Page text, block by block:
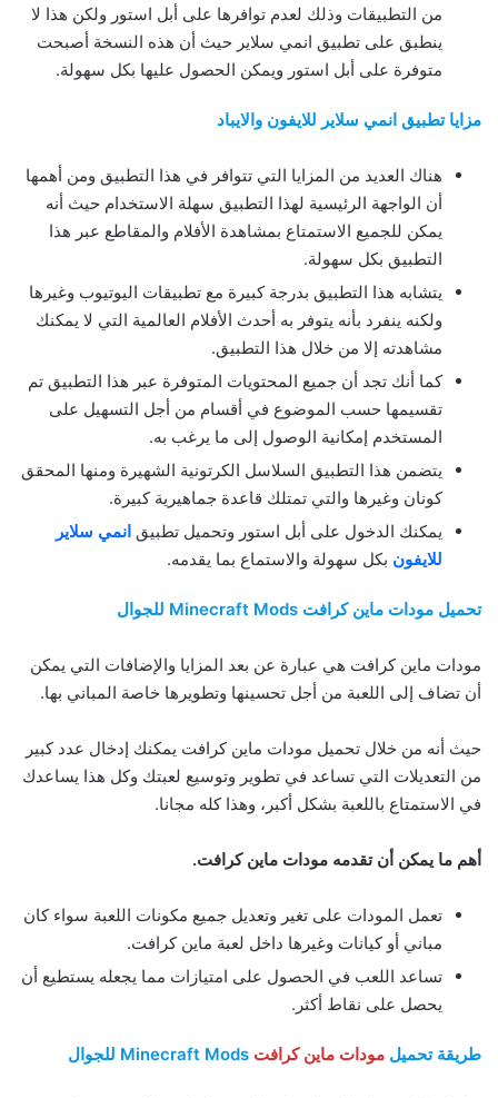
من التطبيقات وذلك لعدم توافرها على أبل استور ولكن هذا لا
ينطبق على تطبيق انمي سلاير حيث أن هذه النسخة أصبحت
متوفرة على أبل استور ويمكن الحصول عليها بكل سهولة.
مزايا تطبيق انمي سلاير للايفون والايباد
هناك العديد من المزايا التي تتوافر في هذا التطبيق ومن أهمها
أن الواجهة الرئيسية لهذا التطبيق سهلة الاستخدام حيث أنه
يمكن للجميع الاستمتاع بمشاهدة الأفلام والمقاطع عبر هذا
التطبيق بكل سهولة.
يتشابه هذا التطبيق بدرجة كبيرة مع تطبيقات اليوتيوب وغيرها
ولكنه ينفرد بأنه يتوفر به أحدث الأفلام العالمية التي لا يمكنك
مشاهدته إلا من خلال هذا التطبيق.
كما أنك تجد أن جميع المحتويات المتوفرة عبر هذا التطبيق تم
تقسيمها حسب الموضوع في أقسام من أجل التسهيل على
المستخدم إمكانية الوصول إلى ما يرغب به.
يتضمن هذا التطبيق السلاسل الكرتونية الشهيرة ومنها المحقق
كونان وغيرها والتي تمتلك قاعدة جماهيرية كبيرة.
يمكنك الدخول على أبل استور وتحميل تطبيق انمي سلاير
للايفون بكل سهولة والاستماع بما يقدمه.
تحميل مودات ماين كرافت Minecraft Mods للجوال
مودات ماين كرافت هي عبارة عن بعد المزايا والإضافات التي يمكن
أن تضاف إلى اللعبة من أجل تحسينها وتطويرها خاصة المباني بها.
حيث أنه من خلال تحميل مودات ماين كرافت يمكنك إدخال عدد كبير
من التعديلات التي تساعد في تطوير وتوسيع لعبتك وكل هذا يساعدك
في الاستمتاع باللعبة بشكل أكبر، وهذا كله مجانا.
أهم ما يمكن أن تقدمه مودات ماين كرافت.
تعمل المودات على تغير وتعديل جميع مكونات اللعبة سواء كان
مباني أو كيانات وغيرها داخل لعبة ماين كرافت.
تساعد اللعب في الحصول على امتيازات مما يجعله يستطيع أن
يحصل على نقاط أكثر.
طريقة تحميل مودات ماين كرافت Minecraft Mods للجوال